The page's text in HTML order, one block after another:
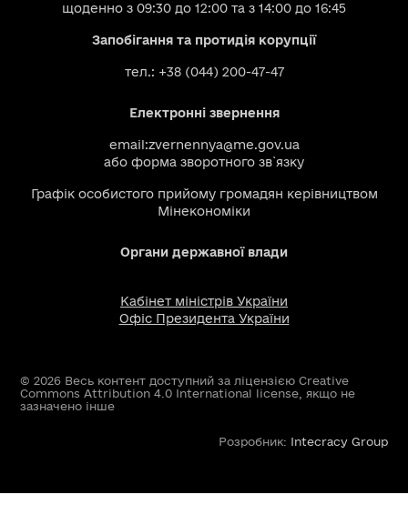
щоденно з 09:30 до 12:00 та з 14:00 до 16:45
Запобігання та протидія корупції
тел.: +38 (044) 200-47-47
Електронні звернення
email:zvernennya@me.gov.ua
або форма зворотного зв`язку
Графік особистого прийому громадян керівництвом
Мінекономіки
Органи державної влади
Кабінет міністрів України
Офіс Президента України
© 2026 Весь контент доступний за ліцензією Creative
Commons Attribution 4.0 International license, якщо не
зазначено інше
Розробник: Intecracy Group